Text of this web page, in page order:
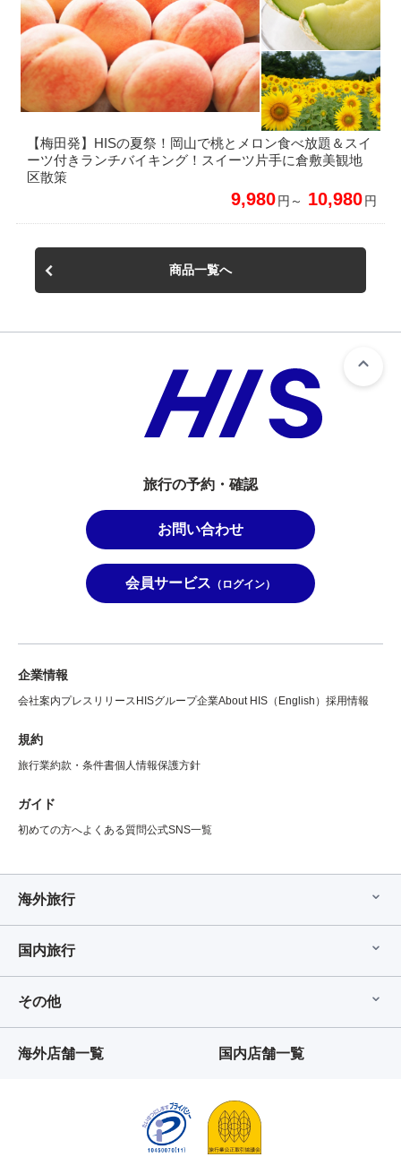
【梅田発】HISの夏祭！岡山で桃とメロン食べ放題＆スイ
ーツ付きランチバイキング！スイーツ片手に倉敷美観地
区散策
9,980円～ 10,980円
商品一覧へ
旅行の予約・確認
お問い合わせ
会員サービス （ログイン）
企業情報
会社案内プレスリリース HISグループ企業About HIS（English） 採用情報
規約
旅行業約款・条件書個人情報保護方針
ガイド
初めての方へよくある質問公式SNS一覧
海外旅行
国内旅行
その他
海外店舗一覧 国内店舗一覧